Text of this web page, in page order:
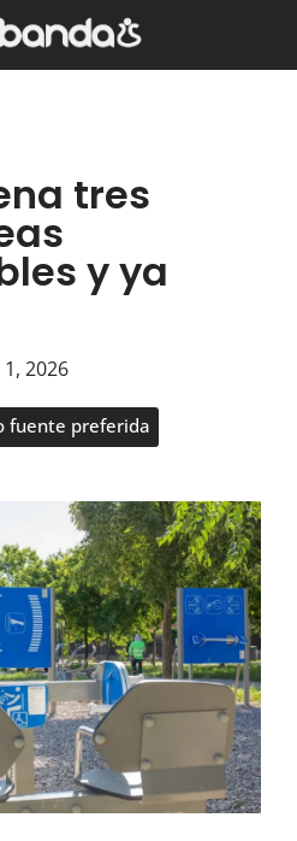
tres
y ya
2026
fuente preferida